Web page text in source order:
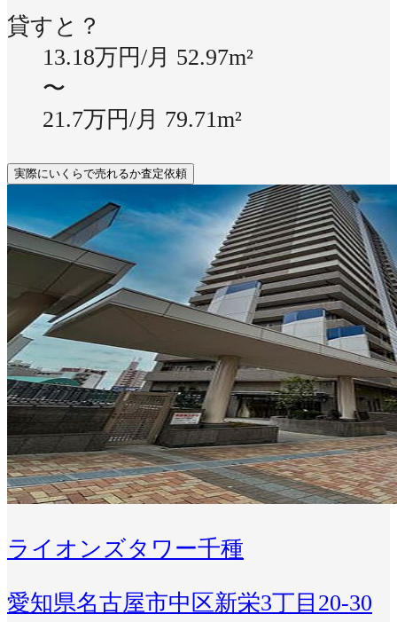
貸すと？
13.18万円/月 52.97m²
〜
21.7万円/月 79.71m²
実際にいくらで売れるか査定依頼
ライオンズタワー千種
愛知県名古屋市中区新栄3丁目20-30